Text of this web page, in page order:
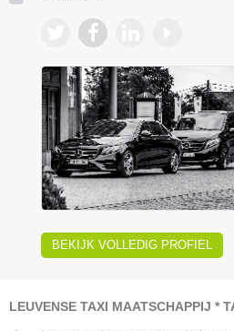
BEKIJK VOLLEDIG PROFIEL
LEUVENSE TAXI MAATSCHAPPIJ *